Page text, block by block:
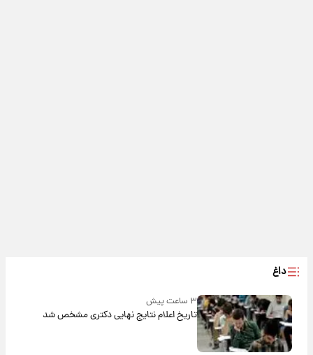
داغ
۳ ساعت پیش
تاریخ اعلام نتایج نهایی دکتری مشخص شد